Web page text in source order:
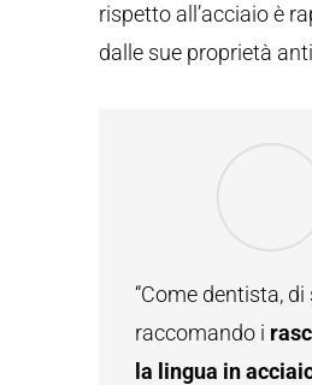
rispetto all’acciaio è
dalle sue proprietà
“Come dentista,
raccomando i
la lingua in